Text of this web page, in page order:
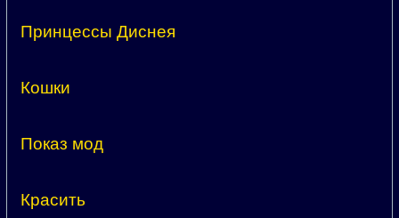
Принцессы Диснея
Кошки
Показ мод
Красить